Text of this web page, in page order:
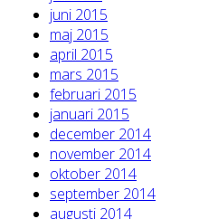
juni 2015
maj 2015
april 2015
mars 2015
februari 2015
januari 2015
december 2014
november 2014
oktober 2014
september 2014
augusti 2014